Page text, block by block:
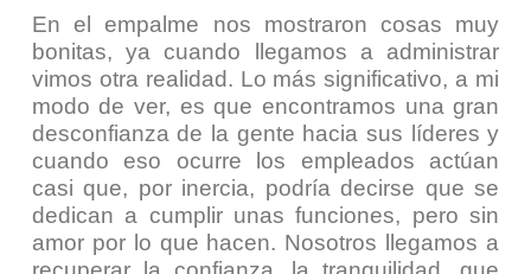
En el empalme nos mostraron cosas muy
bonitas, ya cuando llegamos a administrar
vimos otra realidad. Lo más significativo, a mi
modo de ver, es que encontramos una gran
desconfianza de la gente hacia sus líderes y
cuando eso ocurre los empleados actúan
casi que, por inercia, podría decirse que se
dedican a cumplir unas funciones, pero sin
amor por lo que hacen. Nosotros llegamos a